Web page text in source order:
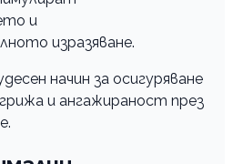
и
изразяване.
начин за осигуряване
и ангажираност през